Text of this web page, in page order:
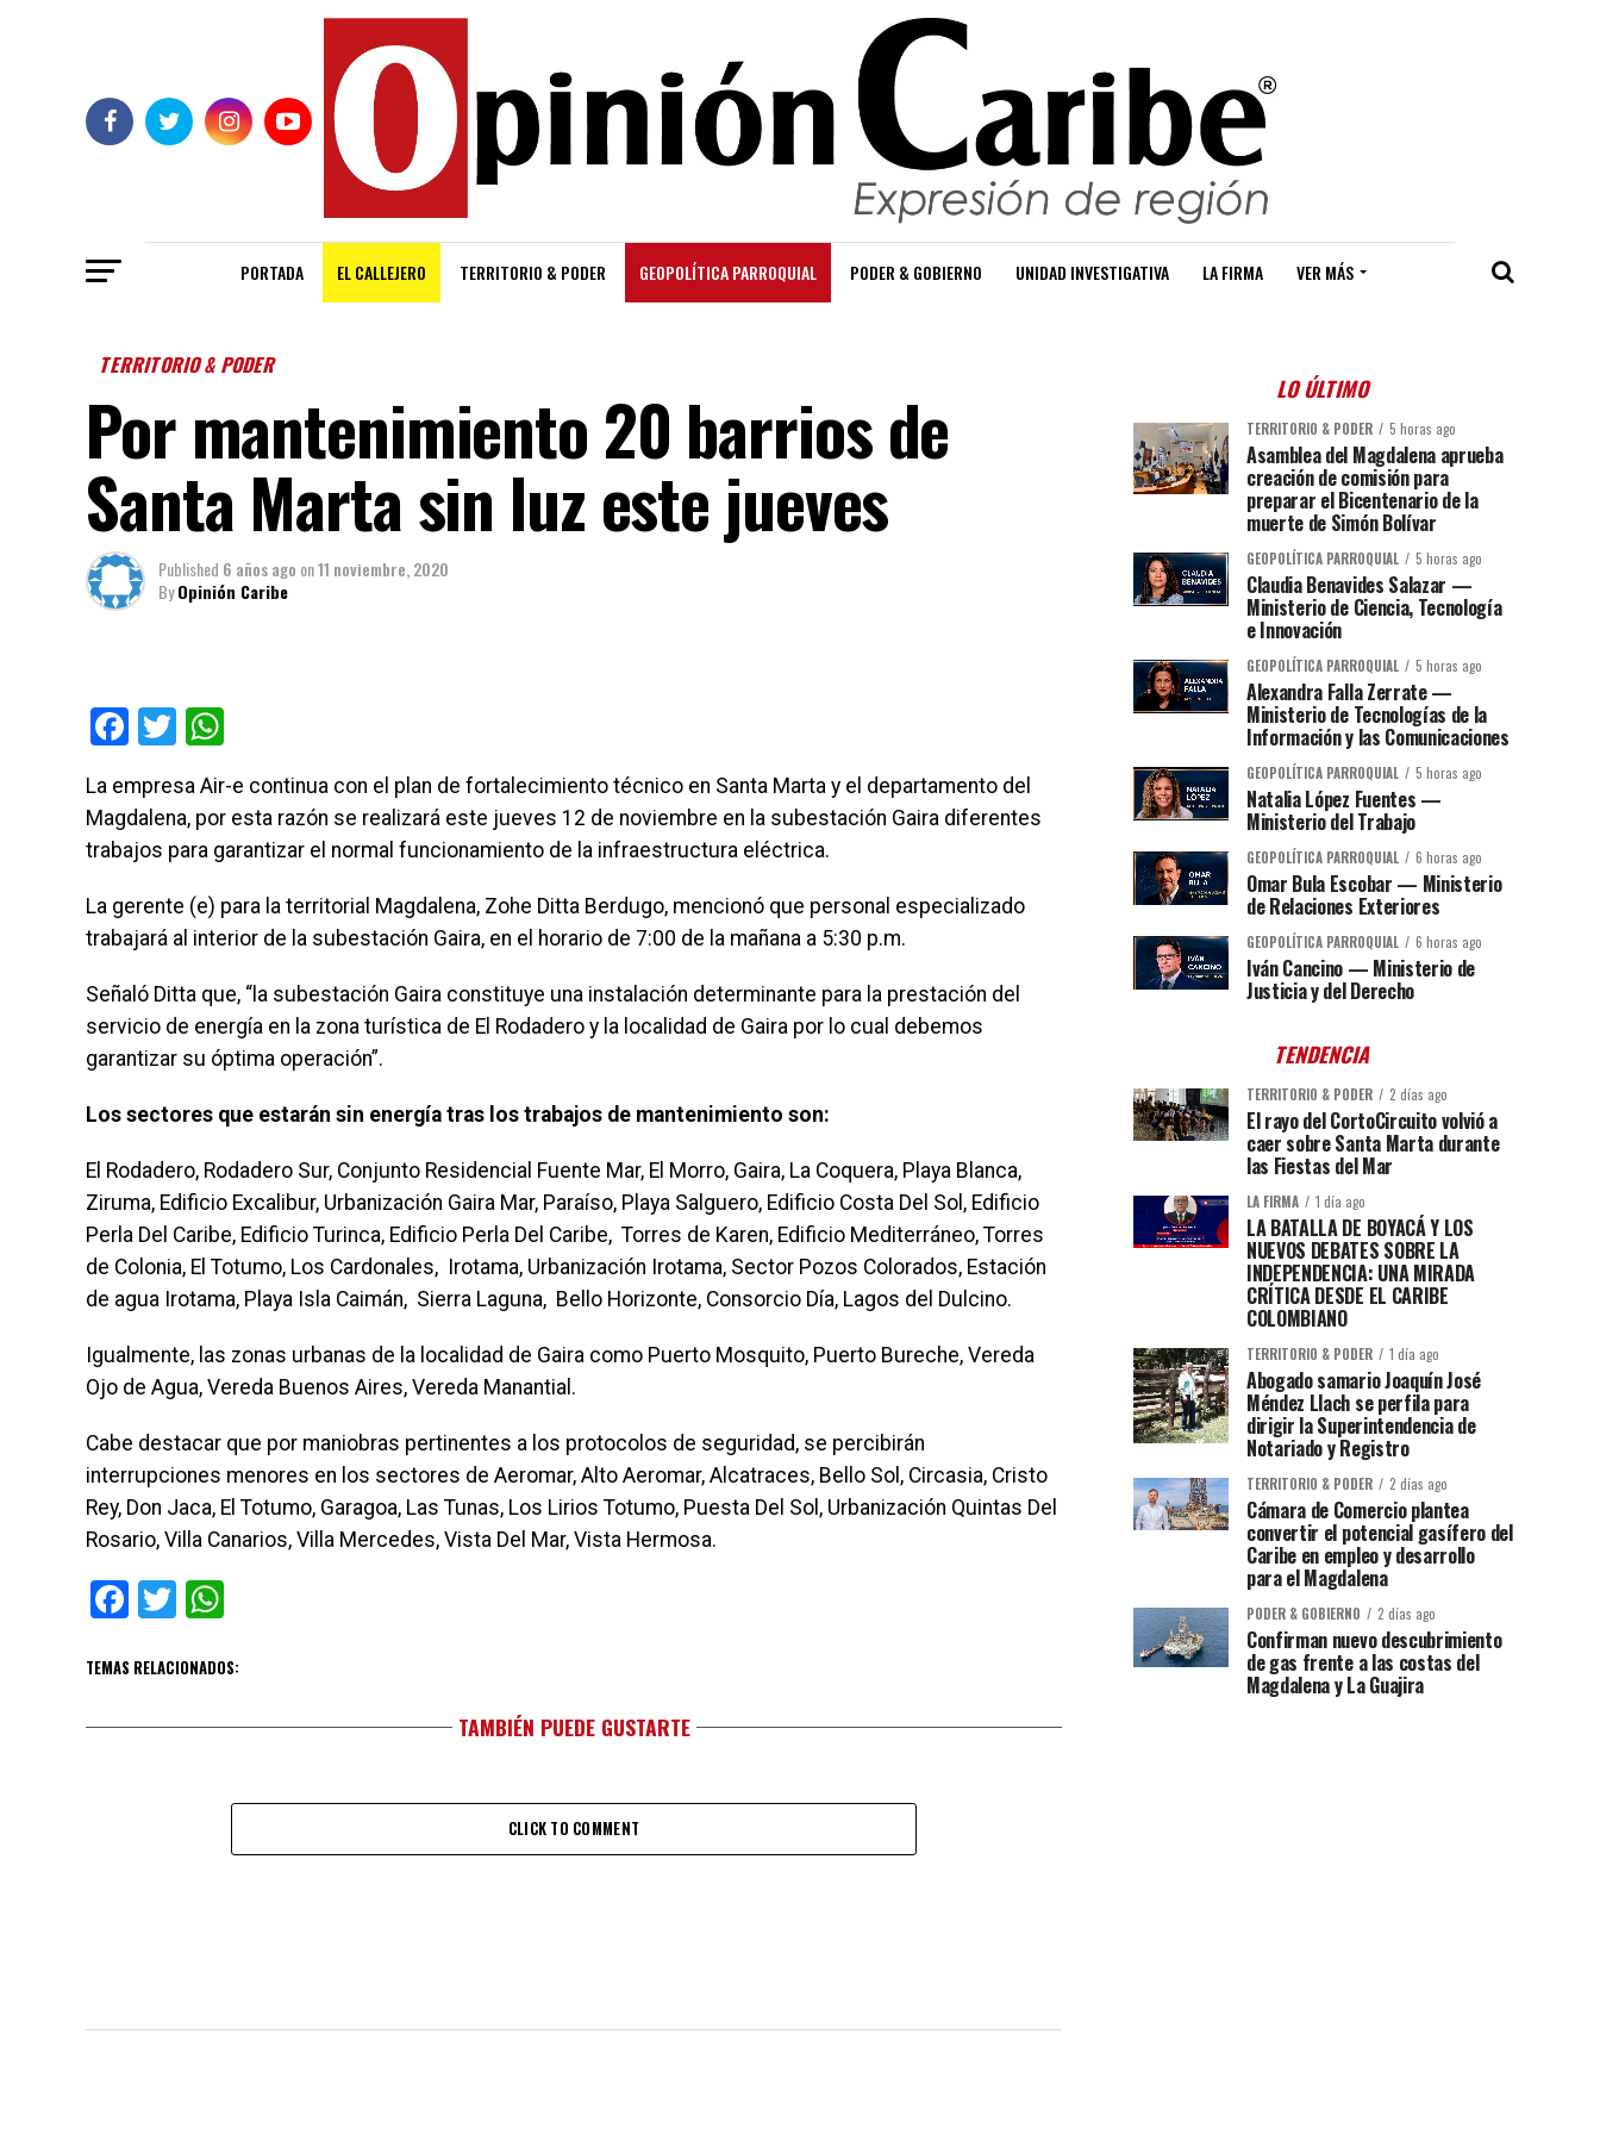
PORTADA EL CALLEJERO TERRITORIO & PODER GEOPOLÍTICA PARROQUIAL PODER & GOBIERNO UNIDAD INVESTIGATIVA LA FIRMA VER MÁS
TERRITORIO & PODER
Por mantenimiento 20 barrios de
Santa Marta sin luz este jueves
Published 6 años ago on11 noviembre, 2020
ByOpinión Caribe
Facebook
Twitter
La empresa Air-e continua con el plan de fortalecimiento técnico en Santa Marta y el departamento del
Magdalena, por esta razón se realizará este jueves 12 de noviembre en la subestación Gaira diferentes
trabajos para garantizar el normal funcionamiento de la infraestructura eléctrica.
La gerente (e) para la territorial Magdalena, Zohe Ditta Berdugo, mencionó que personal especializado
trabajará al interior de la subestación Gaira, en el horario de 7:00 de la mañana a 5:30 p.m.
Señaló Ditta que, “la subestación Gaira constituye una instalación determinante para la prestación del
servicio de energía en la zona turística de El Rodadero y la localidad de Gaira por lo cual debemos
garantizar su óptima operación”.
Los sectores que estarán sin energía tras los trabajos de mantenimiento son:
El Rodadero, Rodadero Sur, Conjunto Residencial Fuente Mar, El Morro, Gaira, La Coquera, Playa Blanca,
Ziruma, Edificio Excalibur, Urbanización Gaira Mar, Paraíso, Playa Salguero, Edificio Costa Del Sol, Edificio
Perla Del Caribe, Edificio Turinca, Edificio Perla Del Caribe, Torres de Karen, Edificio Mediterráneo, Torres
de Colonia, El Totumo, Los Cardonales, Irotama, Urbanización Irotama, Sector Pozos Colorados, Estación
de agua Irotama, Playa Isla Caimán, Sierra Laguna, Bello Horizonte, Consorcio Día, Lagos del Dulcino.
Igualmente, las zonas urbanas de la localidad de Gaira como Puerto Mosquito, Puerto Bureche, Vereda
Ojo de Agua, Vereda Buenos Aires, Vereda Manantial.
Cabe destacar que por maniobras pertinentes a los protocolos de seguridad, se percibirán
interrupciones menores en los sectores de Aeromar, Alto Aeromar, Alcatraces, Bello Sol, Circasia, Cristo
Rey, Don Jaca, El Totumo, Garagoa, Las Tunas, Los Lirios Totumo, Puesta Del Sol, Urbanización Quintas Del
Rosario, Villa Canarios, Villa Mercedes, Vista Del Mar, Vista Hermosa.
Facebook
Twitter
TEMAS RELACIONADOS:
TAMBIÉN PUEDE GUSTARTE
CLICK TO COMMENT
LO ÚLTIMO
TERRITORIO & PODER 5 horas ago
Asamblea del Magdalena aprueba
creación de comisión para
preparar el Bicentenario de la
muerte de Simón Bolívar
GEOPOLÍTICA PARROQUIAL 5 horas ago
Claudia Benavides Salazar —
Ministerio de Ciencia, Tecnología
e Innovación
GEOPOLÍTICA PARROQUIAL 5 horas ago
Alexandra Falla Zerrate —
Ministerio de Tecnologías de la
Información y las Comunicaciones
GEOPOLÍTICA PARROQUIAL 5 horas ago
Natalia López Fuentes —
Ministerio del Trabajo
GEOPOLÍTICA PARROQUIAL 6 horas ago
Omar Bula Escobar — Ministerio
de Relaciones Exteriores
GEOPOLÍTICA PARROQUIAL 6 horas ago
Iván Cancino — Ministerio de
Justicia y del Derecho
TENDENCIA
TERRITORIO & PODER 2 días ago
El rayo del CortoCircuito volvió a
caer sobre Santa Marta durante
las Fiestas del Mar
LA FIRMA 1 día ago
LA BATALLA DE BOYACÁ Y LOS
NUEVOS DEBATES SOBRE LA
INDEPENDENCIA: UNA MIRADA
CRÍTICA DESDE EL CARIBE
COLOMBIANO
TERRITORIO & PODER 1 día ago
Abogado samario Joaquín José
Méndez Llach se perfila para
dirigir la Superintendencia de
Notariado y Registro
TERRITORIO & PODER 2 días ago
Cámara de Comercio plantea
convertir el potencial gasífero del
Caribe en empleo y desarrollo
para el Magdalena
PODER & GOBIERNO 2 días ago
Confirman nuevo descubrimiento
de gas frente a las costas del
Magdalena y La Guajira